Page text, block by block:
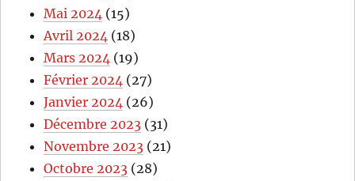
Mai 2024 (15)
Avril 2024 (18)
Mars 2024 (19)
Février 2024 (27)
Janvier 2024 (26)
Décembre 2023 (31)
Novembre 2023 (21)
Octobre 2023 (28)